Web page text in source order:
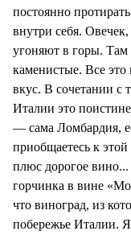
постоянно
внутри себя.
угоняют в горы. Там
каменистые. Все это
вкус. В сочетании с
Италии это
— сама Ломбардия,
приобщаетесь к
плюс дорогое
горчинка в вине
что виноград, из
побережье Италии.